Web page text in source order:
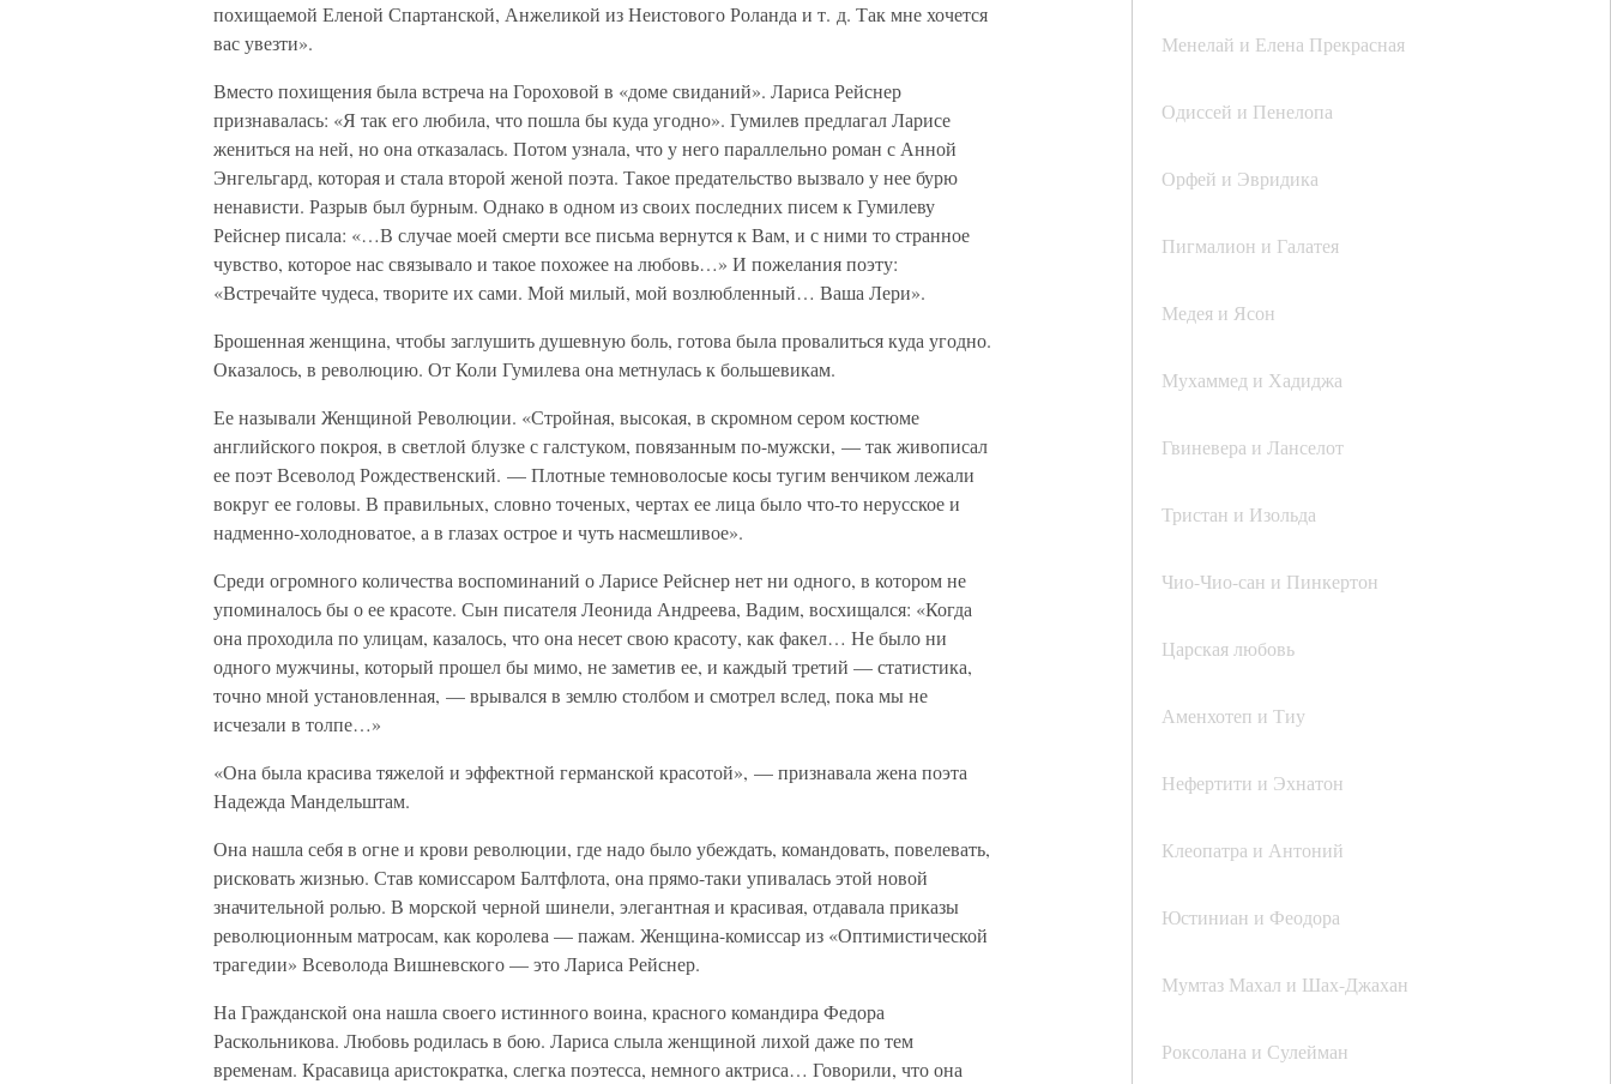
Менелай и Елена Прекрасная
Одиссей и Пенелопа
Орфей и Эвридика
Пигмалион и Галатея
Медея и Ясон
Мухаммед и Хадиджа
Гвиневера и Ланселот
Тристан и Изольда
Чио-Чио-сан и Пинкертон
Царская любовь
Аменхотеп и Тиу
Нефертити и Эхнатон
Клеопатра и Антоний
Юстиниан и Феодора
Мумтаз Махал и Шах-Джахан
Роксолана и Сулейман
похищаемой Еленой Спартанской, Анжеликой из Неистового Роланда и т. д. Так мне хочется
вас увезти».
Вместо похищения была встреча на Гороховой в «доме свиданий». Лариса Рейснер
признавалась: «Я так его любила, что пошла бы куда угодно». Гумилев предлагал Ларисе
жениться на ней, но она отказалась. Потом узнала, что у него параллельно роман с Анной
Энгельгард, которая и стала второй женой поэта. Такое предательство вызвало у нее бурю
ненависти. Разрыв был бурным. Однако в одном из своих последних писем к Гумилеву
Рейснер писала: «…В случае моей смерти все письма вернутся к Вам, и с ними то странное
чувство, которое нас связывало и такое похожее на любовь…» И пожелания поэту:
«Встречайте чудеса, творите их сами. Мой милый, мой возлюбленный… Ваша Лери».
Брошенная женщина, чтобы заглушить душевную боль, готова была провалиться куда угодно.
Оказалось, в революцию. От Коли Гумилева она метнулась к большевикам.
Ее называли Женщиной Революции. «Стройная, высокая, в скромном сером костюме
английского покроя, в светлой блузке с галстуком, повязанным по-мужски, — так живописал
ее поэт Всеволод Рождественский. — Плотные темноволосые косы тугим венчиком лежали
вокруг ее головы. В правильных, словно точеных, чертах ее лица было что-то нерусское и
надменно-холодноватое, а в глазах острое и чуть насмешливое».
Среди огромного количества воспоминаний о Ларисе Рейснер нет ни одного, в котором не
упоминалось бы о ее красоте. Сын писателя Леонида Андреева, Вадим, восхищался: «Когда
она проходила по улицам, казалось, что она несет свою красоту, как факел… Не было ни
одного мужчины, который прошел бы мимо, не заметив ее, и каждый третий — статистика,
точно мной установленная, — врывался в землю столбом и смотрел вслед, пока мы не
исчезали в толпе…»
«Она была красива тяжелой и эффектной германской красотой», — признавала жена поэта
Надежда Мандельштам.
Она нашла себя в огне и крови революции, где надо было убеждать, командовать, повелевать,
рисковать жизнью. Став комиссаром Балтфлота, она прямо-таки упивалась этой новой
значительной ролью. В морской черной шинели, элегантная и красивая, отдавала приказы
революционным матросам, как королева — пажам. Женщина-комиссар из «Оптимистической
трагедии» Всеволода Вишневского — это Лариса Рейснер.
На Гражданской она нашла своего истинного воина, красного командира Федора
Раскольникова. Любовь родилась в бою. Лариса слыла женщиной лихой даже по тем
временам. Красавица аристократка, слегка поэтесса, немного актриса… Говорили, что она